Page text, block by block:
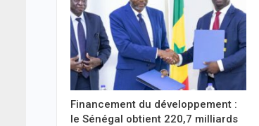
Financement du développement :
le Sénégal obtient 220,7 milliards